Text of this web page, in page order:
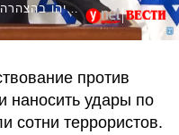
679572#ראש הממשלה בנימין נתניהו בהצהרה לתקשורת על חרבות ברזל
против
наносить удары по
террористов.